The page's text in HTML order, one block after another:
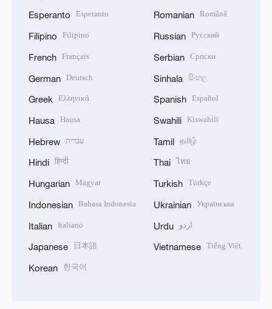
Esperanto Esperanto
Filipino Filipino
French Français
German Deutsch
Greek Ελληνικά
Hausa Hausa
Hebrew עברית
Hindi हिन्दी
Hungarian Magyar
Indonesian Bahasa Indonesia
Italian Italiano
Japanese 日本語
Korean 한국어
Romanian Română
Russian Русский
Serbian Српски
Sinhala සිංහල
Spanish Español
Swahili Kiswahili
Tamil தமிழ்
Thai ไทย
Turkish Türkçe
Ukrainian Українська
Urdu اردو
Vietnamese Tiếng Việt